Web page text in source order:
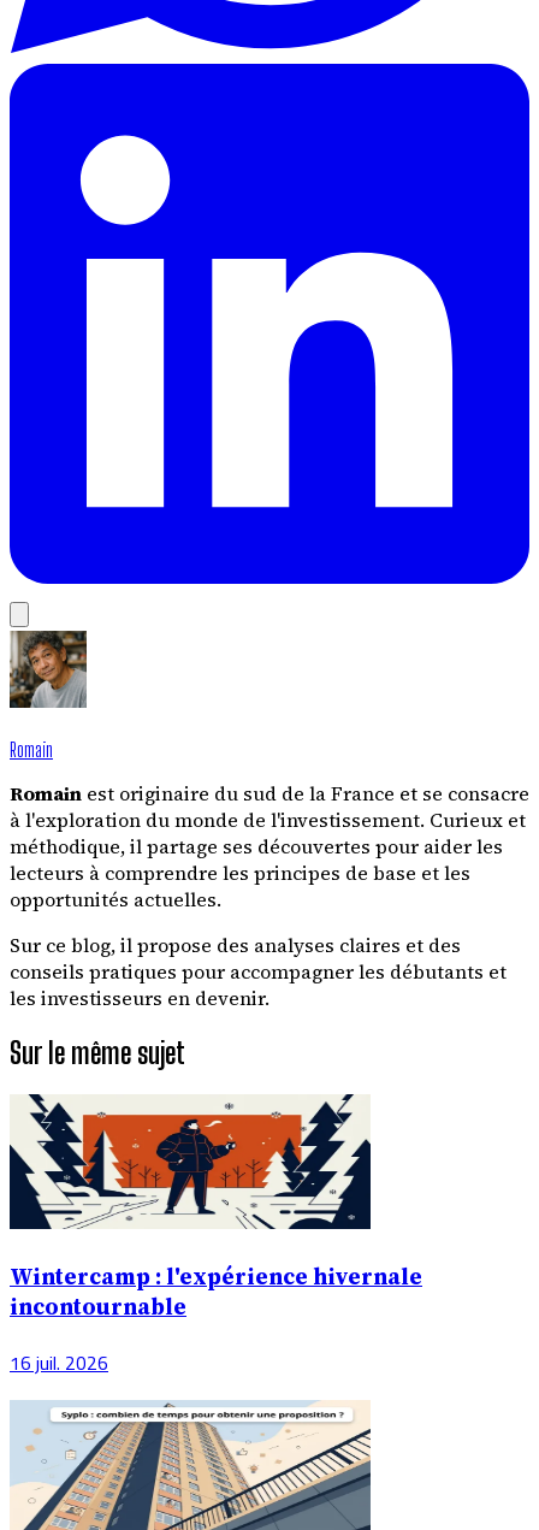
Romain
Romain est originaire du sud de la France et se consacre
à l'exploration du monde de l'investissement. Curieux et
méthodique, il partage ses découvertes pour aider les
lecteurs à comprendre les principes de base et les
opportunités actuelles.
Sur ce blog, il propose des analyses claires et des
conseils pratiques pour accompagner les débutants et
les investisseurs en devenir.
Sur le même sujet
Wintercamp : l'expérience hivernale
incontournable
16 juil. 2026